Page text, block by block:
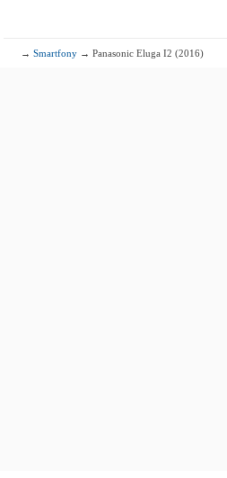
→Smartfony → Panasonic Eluga I2 (2016)